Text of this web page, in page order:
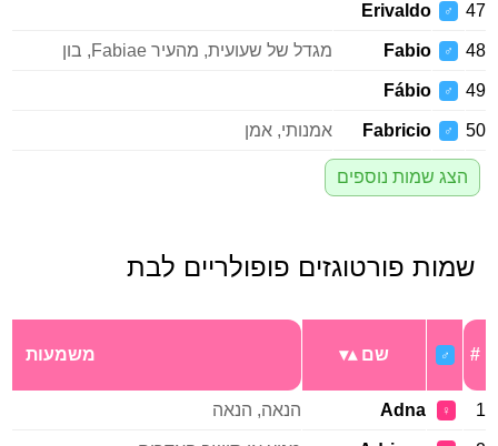
47
♂
Erivaldo
48
♂
Fabio מגדל של שעועית, מהעיר Fabiae, בון
49
♂
Fábio
50
♂
Fabricio אמנותי, אמן
הצג שמות נוספים
שמות פורטוגזים פופולריים לבת
#
♂ שם משמעות
1
♀
Adna הנאה, הנאה